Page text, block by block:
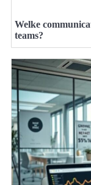
Welke
teams?